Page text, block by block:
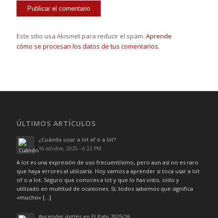
Este sitio usa Akismet para reducir el spam. Aprende
cómo se procesan los datos de tus comentarios.
ÚLTIMOS ARTÍCULOS
¿Cuándo usar a lot of o a lot?
16 octubre, 2025 - 6:22 PM
A lot es una expresión de uso frecuentísimo, pero aun así no es raro
que haya errores al utilizarla. Hoy vamos a aprender si toca usar a lot
of o a lot. Seguro que conoces a lot y que lo has visto, oído y
utilizado en multitud de ocasiones. Sí, todos sabemos que significa
«mucho» […]
Aprender inglés en El Palo 2025/26